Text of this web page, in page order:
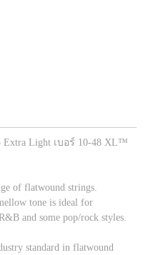
Extra Light เบอร์ 10-48 XL™
of flatwound strings.
tone is ideal for
and some pop/rock styles.
standard in flatwound